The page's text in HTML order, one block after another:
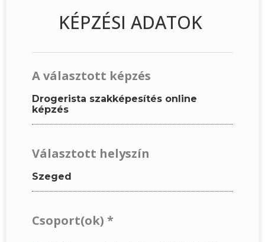
KÉPZÉSI ADATOK
A választott képzés
Drogerista szakképesítés online
képzés
Választott helyszín
Szeged
Csoport(ok) *